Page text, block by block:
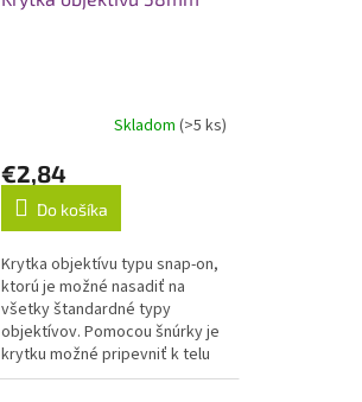
produktu
5,0
5
hviezdičiek.
Skladom(>5 ks)
€2,84
Do košíka
Krytka objektívu typu snap-on,
ktorú je možné nasadiť na
všetky štandardné typy
objektívov. Pomocou šnúrky je
krytku možné pripevniť k telu
fotoaparátu.